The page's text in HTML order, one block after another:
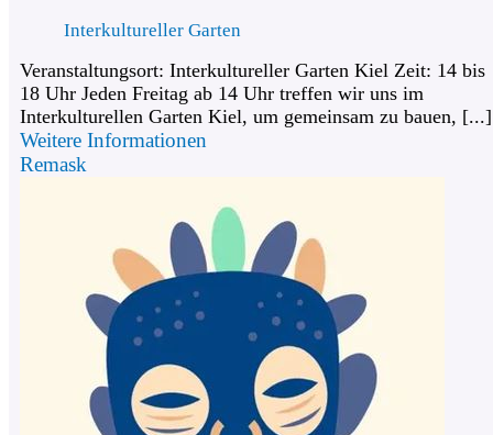
Interkultureller Garten
Veranstaltungsort: Interkultureller Garten Kiel Zeit: 14 bis
18 Uhr Jeden Freitag ab 14 Uhr treffen wir uns im
Interkulturellen Garten Kiel, um gemeinsam zu bauen, [...]
Weitere Informationen
Remask